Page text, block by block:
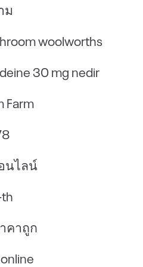
ม
woolworths
30 mg nedir
Farm
นไลน์
คาถูก